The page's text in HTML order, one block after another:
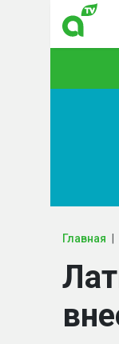
Главная